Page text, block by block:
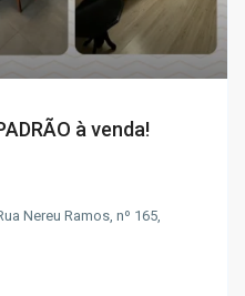
à venda!
Nereu Ramos, nº 165,